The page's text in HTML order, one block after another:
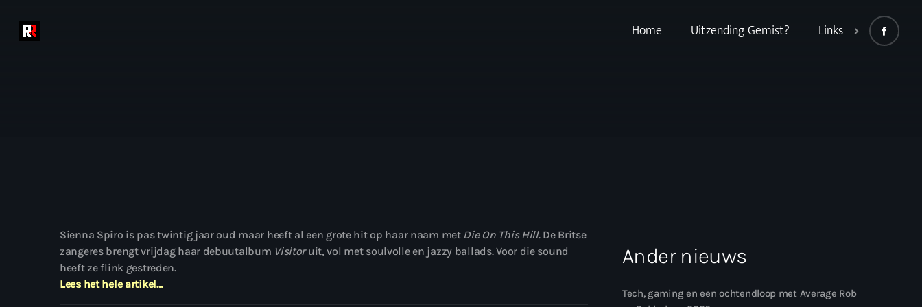
Home Uitzending Gemist? Links
Sienna Spiro is pas twintig jaar oud maar heeft al een grote hit op haar naam met Die On This Hill. De Britse
zangeres brengt vrijdag haar debuutalbum Visitoruit, vol met soulvolle en jazzy ballads. Voor die sound
heeft ze flink gestreden.
Lees het hele artikel…
Ander nieuws
Tech, gaming en een ochtendloop met Average Rob